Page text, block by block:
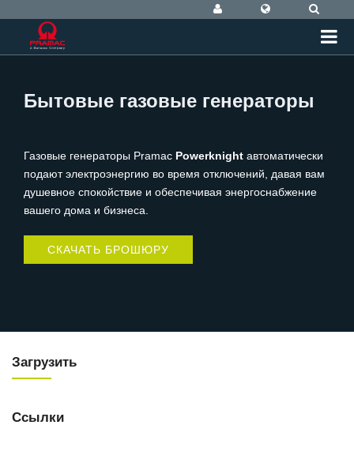
Бытовые газовые генераторы
Газовые генераторы Pramac Powerknight автоматически
подают электроэнергию во время отключений, давая вам
душевное спокойствие и обеспечивая энергоснабжение
вашего дома и бизнеса.
СКАЧАТЬ БРОШЮРУ
Загрузить
Ссылки